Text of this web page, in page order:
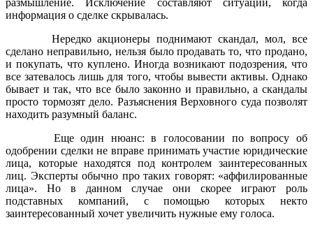
информация о сделке скрывалась.
Нередко акционеры поднимают скандал, мол, все
сделано неправильно, нельзя было продавать то, что продано,
и покупать, что куплено. Иногда возникают подозрения, что
все затевалось лишь для того, чтобы вывести активы. Однако
бывает и так, что все было законно и правильно, а скандалы
просто тормозят дело. Разъяснения Верховного суда позволят
находить разумный баланс.
Еще один нюанс: в голосовании по вопросу об
одобрении сделки не вправе принимать участие юридические
лица, которые находятся под контролем заинтересованных
лиц. Эксперты обычно про таких говорят: «аффилированные
лица». Но в данном случае они скорее играют роль
подставных компаний, с помощью которых некто
заинтересованный хочет увеличить нужные ему голоса.